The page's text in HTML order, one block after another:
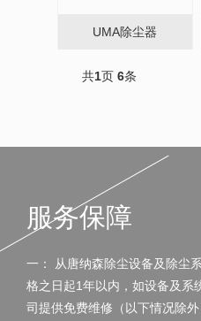
UMA除尘器
共1页 6条
服务保障
一： 从唐纳森除尘设备及除尘
格之日起1年以内，如设备及系
司提供免费维修（以下情况除